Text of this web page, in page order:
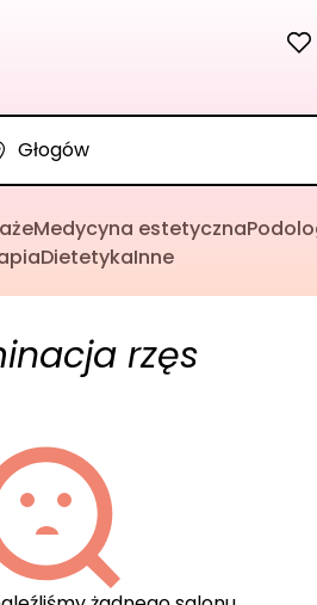
Medycyna estetyczna
DietetykaInne
rzęs